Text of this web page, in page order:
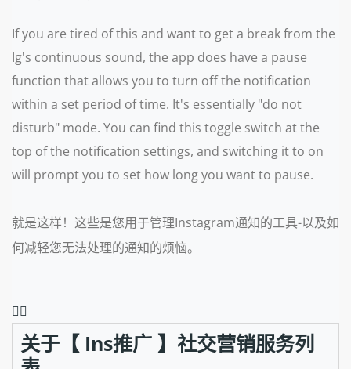
If you are tired of this and want to get a break from the
Ig's continuous sound, the app does have a pause
function that allows you to turn off the notification
within a set period of time. It's essentially "do not
disturb" mode. You can find this toggle switch at the
top of the notification settings, and switching it to on
will prompt you to set how long you want to pause.
就是这样！这些是您用于管理Instagram通知的工具-以及如
何减轻您无法处理的通知的烦恼。
❤️‍🔥
关于【 Ins推广 】社交营销服务列